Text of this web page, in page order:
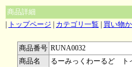
商品詳細
トップページ カテゴリ一覧 買い物
商品番号 RUNA0032
商品名
るーみっくわーるど ト